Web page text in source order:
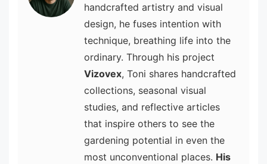
handcrafted artistry and visual
design, he fuses intention with
technique, breathing life into the
ordinary. Through his project
Vizovex, Toni shares handcrafted
collections, seasonal visual
studies, and reflective articles
that inspire others to see the
gardening potential in even the
most unconventional places. His